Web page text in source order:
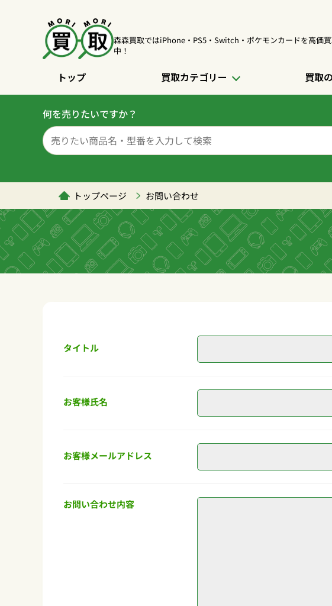
森森買取ではiPhone・PS5・Switch・ポケモンカードを高価
中！
トップ 買取カテゴリー 買取
何を売りたいですか？
トップページ お問い合わせ
タイトル
お客様氏名
お客様メールアドレス
お問い合わせ内容